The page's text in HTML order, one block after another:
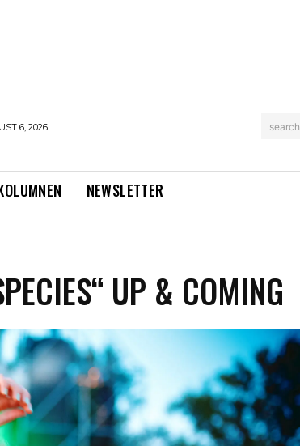
6, 2026 search
NEWSLETTER
UP & COMING